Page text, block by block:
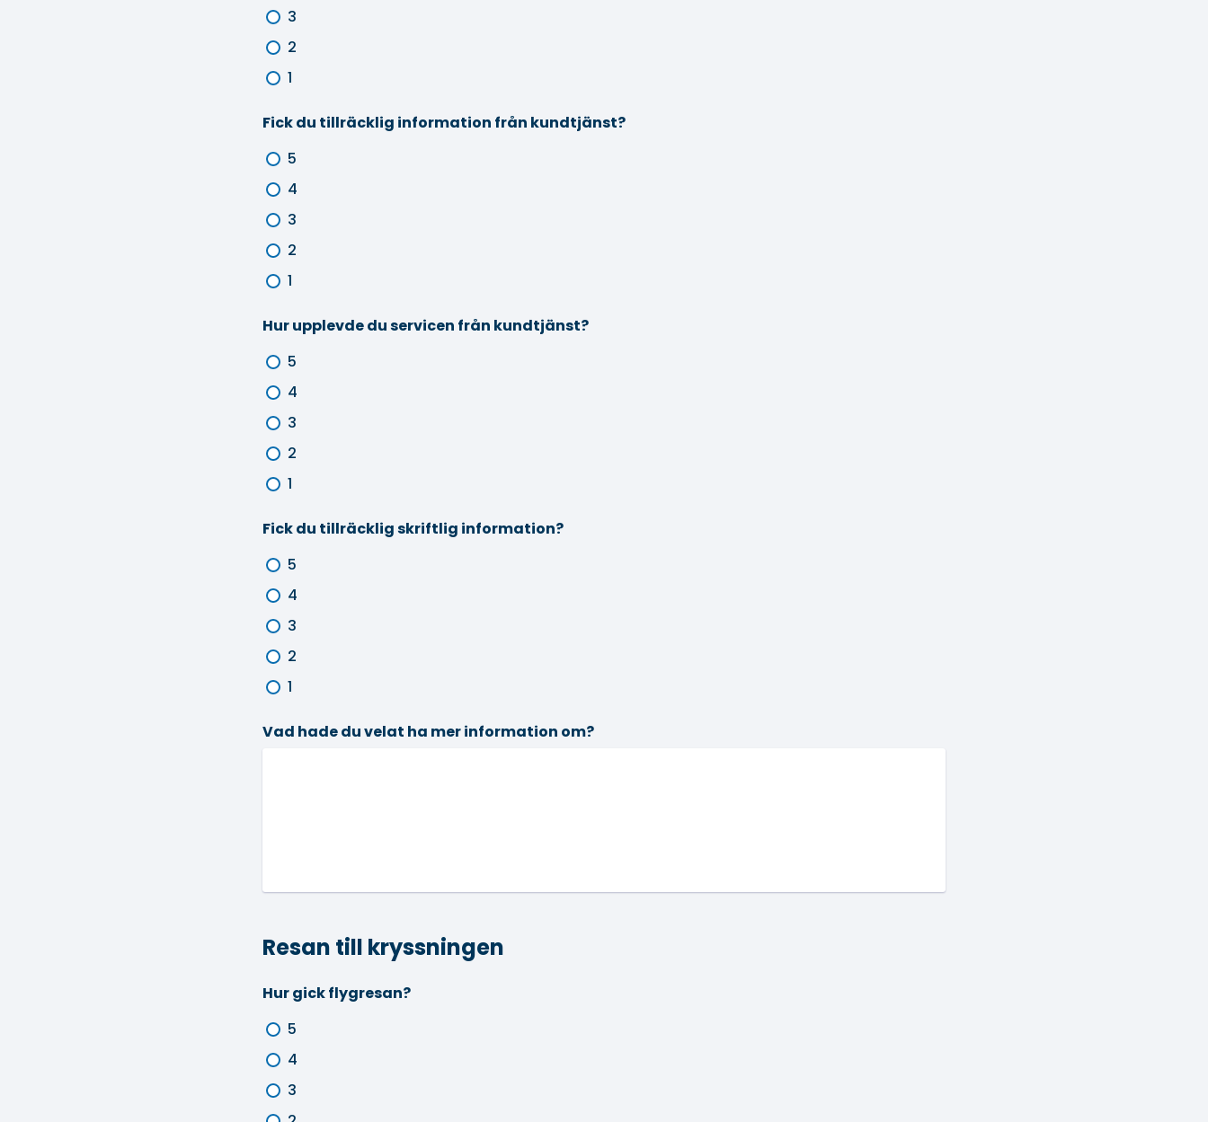
3
2
1
Fick du tillräcklig information från kundtjänst?
5
4
3
2
1
Hur upplevde du servicen från kundtjänst?
5
4
3
2
1
Fick du tillräcklig skriftlig information?
5
4
3
2
1
Vad hade du velat ha mer information om?
Resan till kryssningen
Hur gick flygresan?
5
4
3